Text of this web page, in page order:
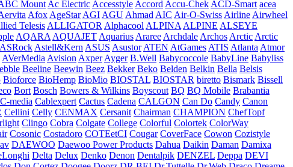
Mount Ac Electric Accesstyle Accord Accu-Chek ACD-Smart acea
Afox AgeStar AGI AGU Ahmad AIC Air-O-Swiss Airline Airwheel
Telesis ALLIGATOR Alphacool ALPINA ALPINE ALSEYE
AQARA AQUAJET Aquarius Araree Archdale Archos Arctic Arctic
ASRock Astell&Kern ASUS Asustor ATEN AtGames ATIS Atlanta Atmor
AVerMedia Avision Axper Ayger B.Well Babycoccole BabyLine Babyliss
Beeline Beewin Beez Bekker Beko Belden Belkin Bella Belsis
Bioforce BioHemp BioMio BIOSTAL BIOSTAR biretto Bismark Bissell
Bort Bosch Bowers & Wilkins Boyscout BQ BQ Mobile Brabantia
C-media Cablexpert Cactus Cadena CALGON Can Do Candy Canon
Cellini Celly CENMAX Cersanit Chairman CHAMPION ChefTopf
Clingo Cobra Colgate College Colorful Colortek ColorWay
Cosonic Costadoro COTEetCI Cougar CoverFace Cowon Cozistyle
DAEWOO Daewoo Power Products Dahua Daikin Daman Damixa
Delta Delux Denko Denon Dentalpik DENZEL Deppa DEVI